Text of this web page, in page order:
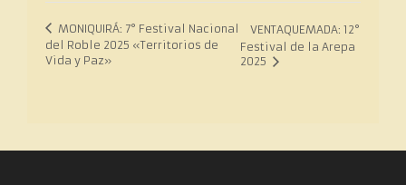
MONIQUIRÁ: 7° Festival Nacional
del Roble 2025 «Territorios de
Vida y Paz»
VENTAQUEMADA: 12°
Festival de la Arepa
2025